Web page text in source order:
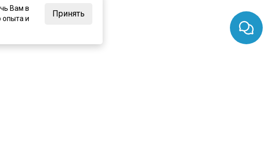
Вам в
опыта и
Принять